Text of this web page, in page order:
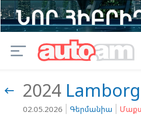
 2024
02.05.2026 Գերմանիա